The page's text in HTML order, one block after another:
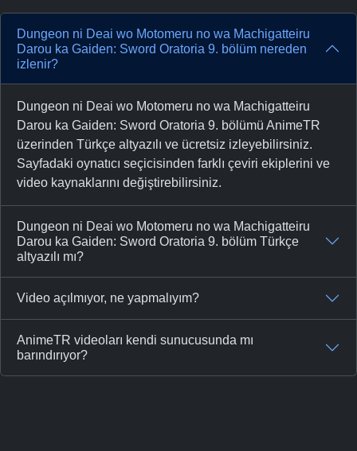
Dungeon ni Deai wo Motomeru no wa Machigatteiru
Darou ka Gaiden: Sword Oratoria 9. bölüm nereden
izlenir?
Dungeon ni Deai wo Motomeru no wa Machigatteiru
Darou ka Gaiden: Sword Oratoria 9. bölümü AnimeTR
üzerinden Türkçe altyazılı ve ücretsiz izleyebilirsiniz.
Sayfadaki oynatıcı seçicisinden farklı çeviri ekiplerini ve
video kaynaklarını değiştirebilirsiniz.
Dungeon ni Deai wo Motomeru no wa Machigatteiru
Darou ka Gaiden: Sword Oratoria 9. bölüm Türkçe
altyazılı mı?
Video açılmıyor, ne yapmalıyım?
AnimeTR videoları kendi sunucusunda mı
barındırıyor?